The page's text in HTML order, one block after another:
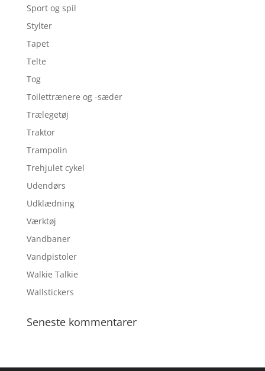
Sport og spil
Stylter
Tapet
Telte
Tog
Toilettrænere og -sæder
Trælegetøj
Traktor
Trampolin
Trehjulet cykel
Udendørs
Udklædning
Værktøj
Vandbaner
Vandpistoler
Walkie Talkie
Wallstickers
Seneste kommentarer